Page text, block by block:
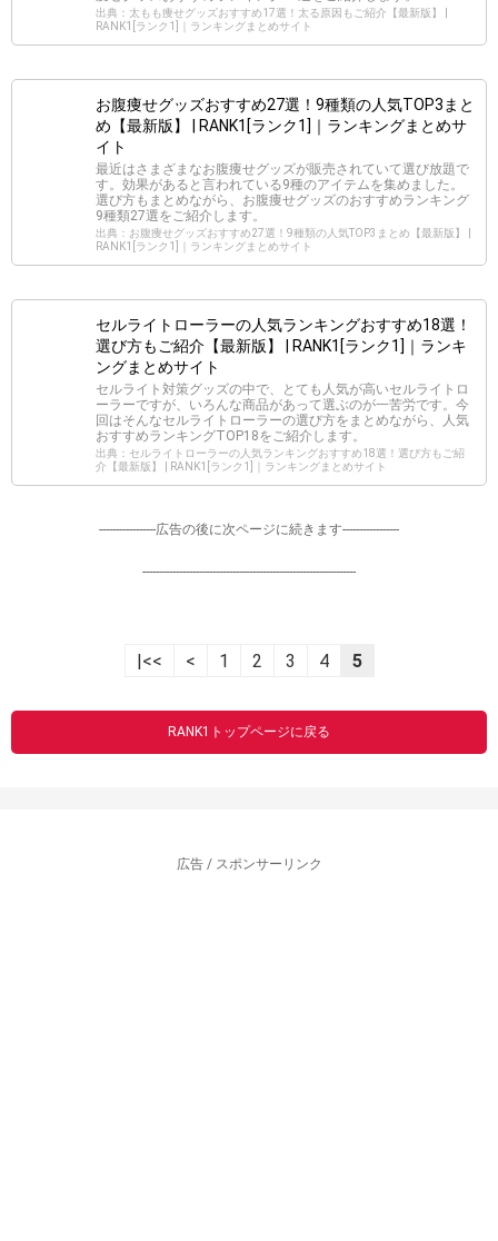
出典：太もも痩せグッズおすすめ17選！太る原因もご紹介【最新版】 |
RANK1[ランク1]｜ランキングまとめサイト
お腹痩せグッズおすすめ27選！9種類の人気TOP3まと
め【最新版】 | RANK1[ランク1]｜ランキングまとめサ
イト
最近はさまざまなお腹痩せグッズが販売されていて選び放題で
す。効果があると言われている9種のアイテムを集めました。
選び方もまとめながら、お腹痩せグッズのおすすめランキング
9種類27選をご紹介します。
出典：お腹痩せグッズおすすめ27選！9種類の人気TOP3まとめ【最新版】 |
RANK1[ランク1]｜ランキングまとめサイト
セルライトローラーの人気ランキングおすすめ18選！
選び方もご紹介【最新版】 | RANK1[ランク1]｜ランキ
ングまとめサイト
セルライト対策グッズの中で、とても人気が高いセルライトロ
ーラーですが、いろんな商品があって選ぶのが一苦労です。今
回はそんなセルライトローラーの選び方をまとめながら、人気
おすすめランキングTOP18をご紹介します。
出典：セルライトローラーの人気ランキングおすすめ18選！選び方もご紹
介【最新版】 | RANK1[ランク1]｜ランキングまとめサイト
-----------------広告の後に次ページに続きます-----------------
----------------------------------------------------------------
|<< < 1 2 3 4 5
RANK1トップページに戻る
広告 / スポンサーリンク